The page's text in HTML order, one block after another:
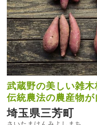
武蔵野の美しい雑木
伝統農法の農産物
埼玉県三芳町